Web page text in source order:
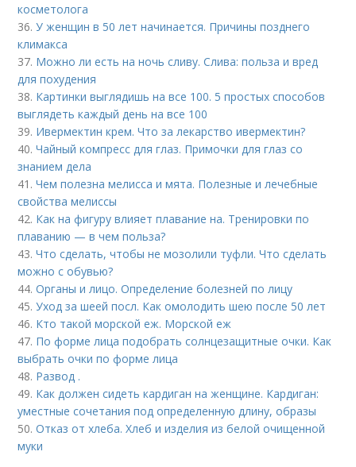
косметолога
36.У женщин в 50 лет начинается. Причины позднего
климакса
37. Можно ли есть на ночь сливу. Слива: польза и вред
для похудения
38. Картинки выглядишь на все 100. 5 простых способов
выглядеть каждый день на все 100
39. Ивермектин крем. Что за лекарство ивермектин?
40.Чайный компресс для глаз. Примочки для глаз со
знанием дела
41.Чем полезна мелисса и мята. Полезные и лечебные
свойства мелиссы
42. Как на фигуру влияет плавание на. Тренировки по
плаванию — в чем польза?
43.Что сделать, чтобы не мозолили туфли. Что сделать
можно с обувью?
44.Органы и лицо. Определение болезней по лицу
45.Уход за шеей посл. Как омолодить шею после 50 лет
46. Кто такой морской еж. Морской еж
47. По форме лица подобрать солнцезащитные очки. Как
выбрать очки по форме лица
48. Развод .
49. Как должен сидеть кардиган на женщине. Кардиган:
уместные сочетания под определенную длину, образы
50.Отказ от хлеба. Хлеб и изделия из белой очищенной
муки